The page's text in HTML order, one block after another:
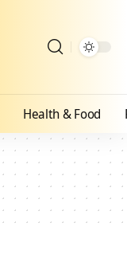
Health & Food